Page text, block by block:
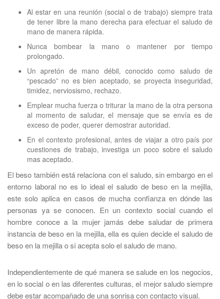
Al estar en una reunión (social o de trabajo) siempre trata
de tener libre la mano derecha para efectuar el saludo de
mano de manera rápida.
Nunca bombear la mano o mantener por tiempo
prolongado.
Un apretón de mano débil, conocido como saludo de
“pescado” no es bien aceptado, se proyecta inseguridad,
timidez, nerviosismo, rechazo.
Emplear mucha fuerza o triturar la mano de la otra persona
al momento de saludar, el mensaje que se envía es de
exceso de poder, querer demostrar autoridad.
En el contexto profesional, antes de viajar a otro país por
cuestiones de trabajo, investiga un poco sobre el saludo
mas aceptado.
El beso también está relaciona con el saludo, sin embargo en el
entorno laboral no es lo ideal el saludo de beso en la mejilla,
este solo aplica en casos de mucha confianza en dónde las
personas ya se conocen. En un contexto social cuando el
hombre conoce a la mujer jamás debe saludar de primera
instancia de beso en la mejilla, ella es quien decide el saludo de
beso en la mejilla o si acepta solo el saludo de mano.
Independientemente de qué manera se salude en los negocios,
en lo social o en las diferentes culturas, el mejor saludo siempre
debe estar acompañado de una sonrisa con contacto visual.